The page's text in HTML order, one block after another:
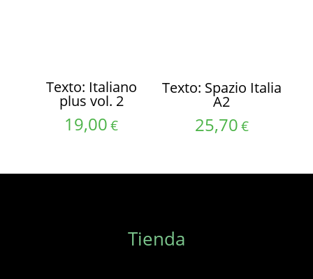
Texto: Italiano
plus vol. 2
19,00€
Texto: Spazio Italia
A2
25,70€
Tienda